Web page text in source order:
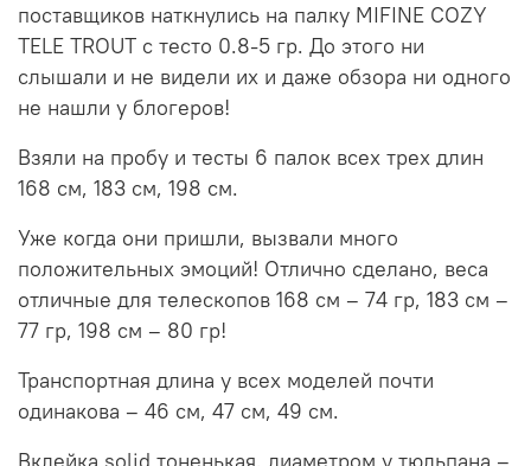
поставщиков наткнулись на палку MIFINE COZY
TELE TROUT с тесто 0.8-5 гр. До этого ни
слышали и не видели их и даже обзора ни одного
не нашли у блогеров!
Взяли на пробу и тесты 6 палок всех трех длин
168 см, 183 см, 198 см.
Уже когда они пришли, вызвали много
положительных эмоций! Отлично сделано, веса
отличные для телескопов 168 см – 74 гр, 183 см –
77 гр, 198 см – 80 гр!
Транспортная длина у всех моделей почти
одинакова – 46 см, 47 см, 49 см.